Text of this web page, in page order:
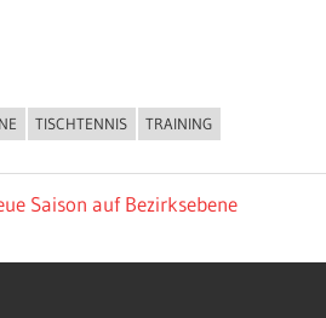
TISCHTENNIS TRAINING
Saison auf Bezirksebene